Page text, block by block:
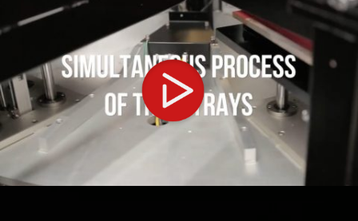
וידאו
הורד קובץ: https://www.youtube.com/watch?v=aouLGedlfec&t=1s